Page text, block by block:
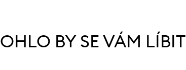
BY SE VÁM LÍBIT